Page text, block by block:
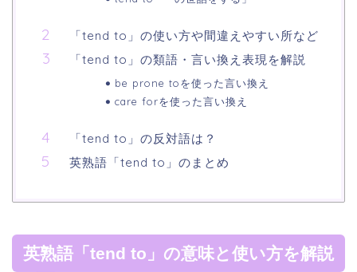
「tend to」の使い方や間違えやすい所など
「tend to」の類語・言い換え表現を解説
be prone toを使った言い換え
care forを使った言い換え
「tend to」の反対語は？
英熟語「tend to」のまとめ
英熟語「tend to」の意味と使い方を解説